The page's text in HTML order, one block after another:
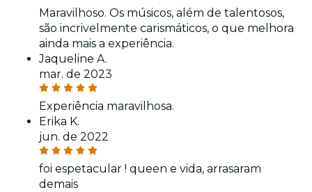
Maravilhoso. Os músicos, além de talentosos,
são incrivelmente carismáticos, o que melhora
ainda mais a experiência.
Jaqueline A.
mar. de 2023
Experiência maravilhosa.
Erika K.
jun. de 2022
foi espetacular ! queen e vida, arrasaram
demais